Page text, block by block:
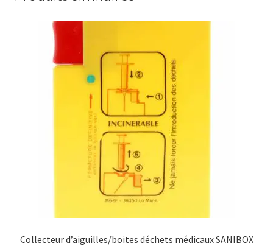
Collecteur d’aiguilles/boites déchets médicaux SANIBOX